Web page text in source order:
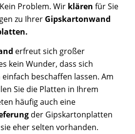
Problem. Wir klären für Sie
zu Ihrer Gipskartonwand
erfreut sich großer
kein Wunder, dass sich
beschaffen lassen. Am
Sie die Platten in Ihrem
häufig auch eine
der Gipskartonplatten
eher selten vorhanden.